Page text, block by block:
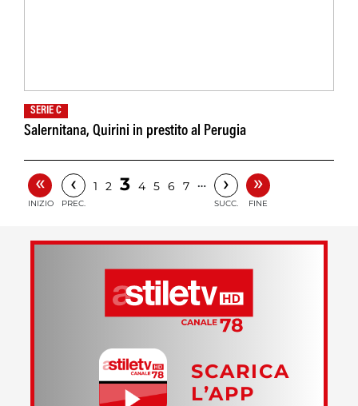
SERIE C
Salernitana, Quirini in prestito al Perugia
«
INIZIO
‹
PREC.
1 2 3 4 5 6 7 … ›
SUCC.
»
FINE
SCARICA
L’APP